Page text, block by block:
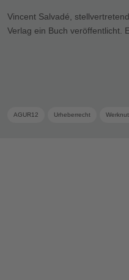
Vincent Salvadé,
Verlag ein Buch veröffentlicht.
AGUR12 Urheberrecht